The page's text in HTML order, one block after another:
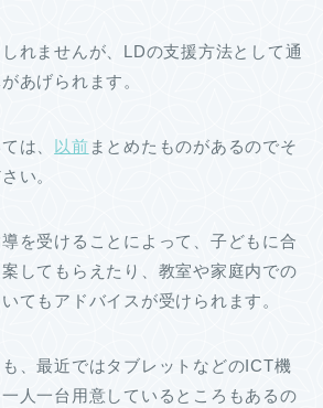
れませんが、LDの支援方法として通
あげられます。
は、 以前 まとめたものがあるのでそ
い。
を受けることによって、子どもに合
してもらえたり、教室や家庭内での
てもアドバイスが受けられます。
、最近ではタブレットなどのICT機
人一台用意しているところもあるの